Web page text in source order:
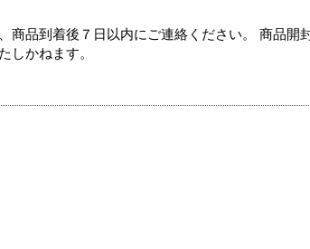
商品到着後７日以内にご連絡ください。 商品開
しかねます。